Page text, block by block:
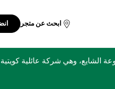
ابحث عن متجر
شريكها التجاري، مجموعة الشايع، وهي